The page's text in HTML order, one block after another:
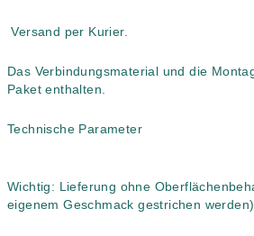
Versand per Kurier.
Das Verbindungsmaterial und die
Paket enthalten.
Technische Parameter
Wichtig: Lieferung ohne
eigenem Geschmack gestrichen werden)